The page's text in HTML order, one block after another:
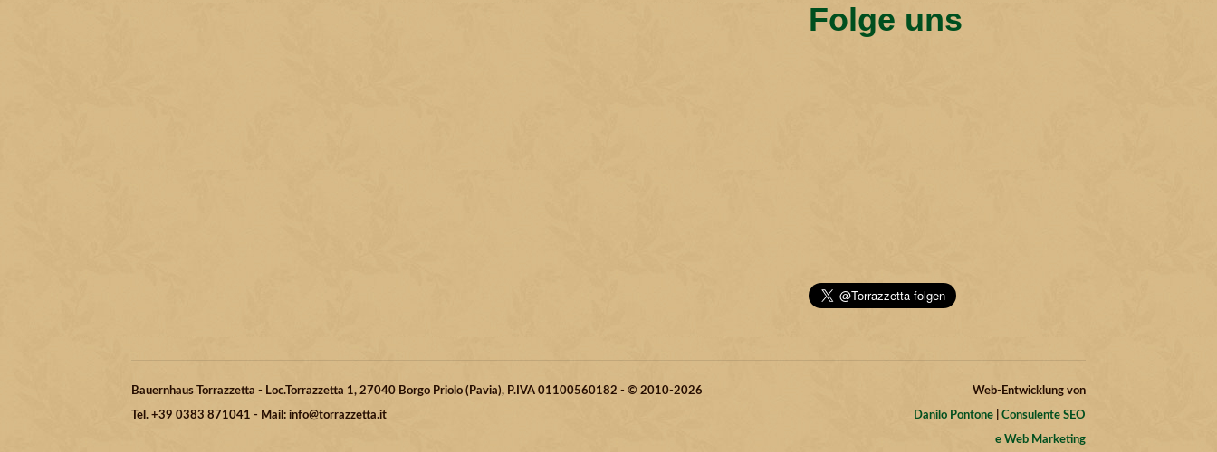
Folge uns
Bauernhaus Torrazzetta - Loc.Torrazzetta 1, 27040 Borgo Priolo (Pavia), P.IVA 01100560182 - © 2010-2026
Tel. +39 0383 871041 - Mail: info@torrazzetta.it
Web-Entwicklung von
Danilo Pontone Consulente SEO
e Web Marketing